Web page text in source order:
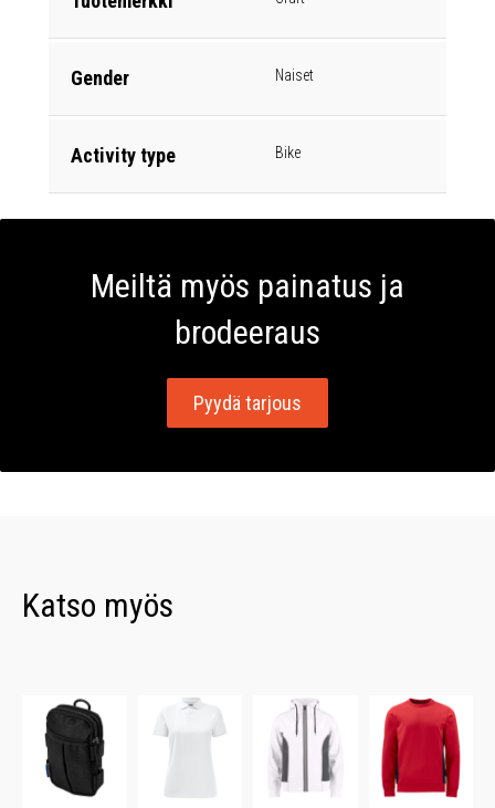
Gender Naiset
Activity type Bike
Meiltä myös painatus ja
brodeeraus
Pyydä tarjous
Katso myös